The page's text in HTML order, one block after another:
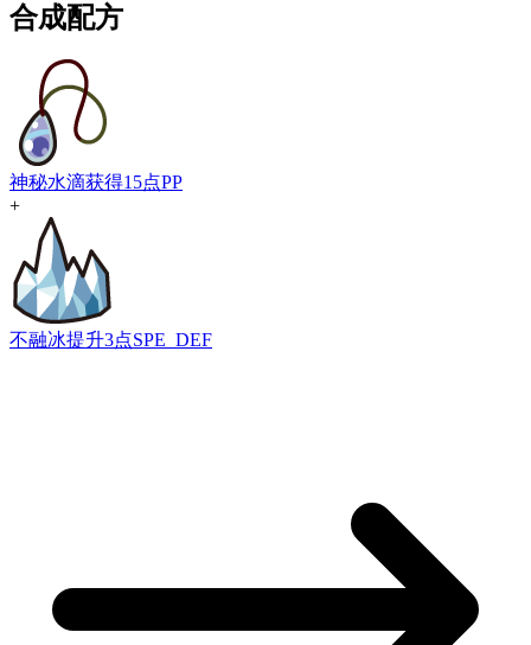
合成配方
神秘水滴获得15点PP
+
不融冰提升3点SPE_DEF